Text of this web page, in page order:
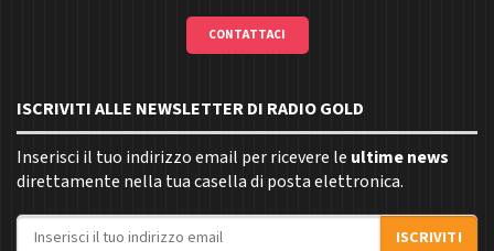
CONTATTACI
ISCRIVITI ALLE NEWSLETTER DI RADIO GOLD
Inserisci il tuo indirizzo email per ricevere le ultime news
direttamente nella tua casella di posta elettronica.
Indirizzo email
ISCRIVITI